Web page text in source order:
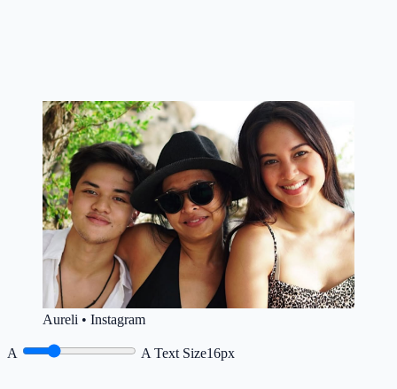
Aureli • Instagram
A A Text Size16px